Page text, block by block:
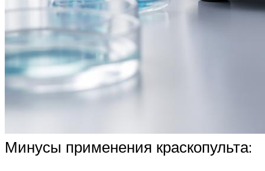
Минусы применения краскопульта: